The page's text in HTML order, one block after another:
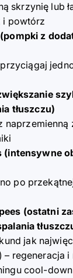
skrzynię lub
i powtórz
z
tłuszczu)
naprzemienną
(intensywne
po
(ostatni
jak
regeneracja
cool-